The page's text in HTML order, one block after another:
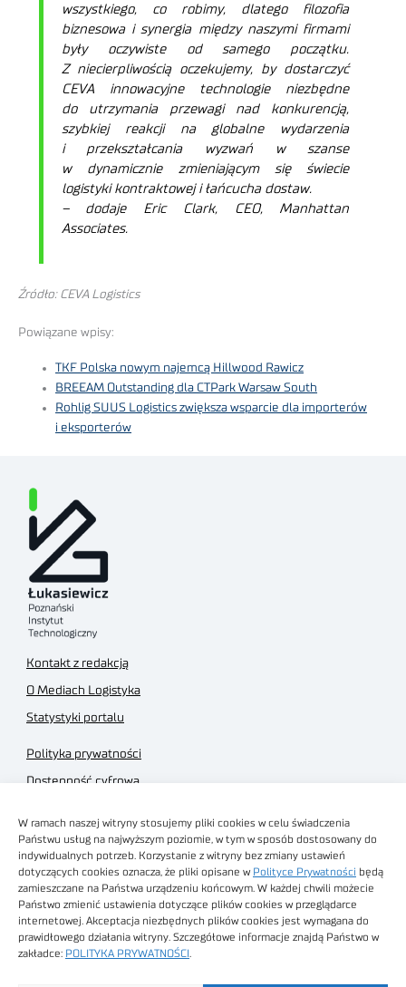
W ramach naszej witryny stosujemy pliki cookies w celu świadczenia
Państwu usług na najwyższym poziomie, w tym w sposób dostosowany do
indywidualnych potrzeb. Korzystanie z witryny bez zmiany ustawień
dotyczących cookies oznacza, że pliki opisane w Polityce Prywatności będą
zamieszczane na Państwa urządzeniu końcowym. W każdej chwili możecie
Państwo zmienić ustawienia dotyczące plików cookies w przeglądarce
internetowej. Akceptacja niezbędnych plików cookies jest wymagana do
prawidłowego działania witryny. Szczegółowe informacje znajdą Państwo w
zakładce: POLITYKA PRYWATNOŚCI
wszystkiego, co robimy, dlatego filozofia
biznesowa i synergia między naszymi firmami
były oczywiste od samego początku.
Z niecierpliwością oczekujemy, by dostarczyć
CEVA innowacyjne technologie niezbędne
do utrzymania przewagi nad konkurencją,
szybkiej reakcji na globalne wydarzenia
i przekształcania wyzwań w szanse
w dynamicznie zmieniającym się świecie
logistyki kontraktowej i łańcucha dostaw.
– dodaje Eric Clark, CEO, Manhattan
Associates.
Źródło: CEVA Logistics
Powiązane wpisy:
TKF Polska nowym najemcą Hillwood Rawicz
BREEAM Outstanding dla CTPark Warsaw South
Rohlig SUUS Logistics zwiększa wsparcie dla importerów
i eksporterów
Kontakt z redakcją
O Mediach Logistyka
Statystyki portalu
Polityka prywatności
Dostępność cyfrowa
Regulamin sklepu
Obrazy stockowe
autorstwa